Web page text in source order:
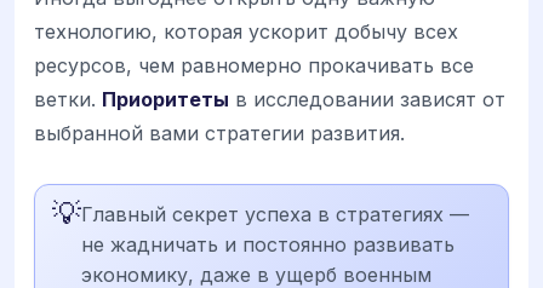
технологию, которая ускорит добычу всех
ресурсов, чем равномерно прокачивать все
ветки. Приоритеты в исследовании зависят от
выбранной вами стратегии развития.
💡Главный секрет успеха в стратегиях —
не жадничать и постоянно развивать
экономику, даже в ущерб военным